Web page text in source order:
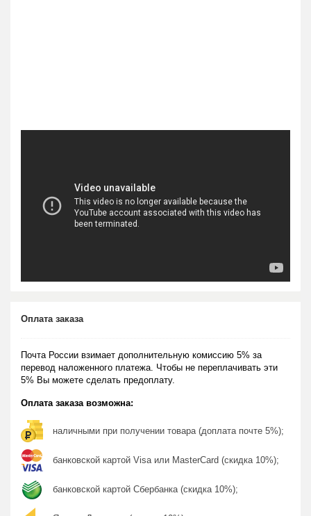
Оплата заказа
Почта России взимает дополнительную комиссию 5% за
перевод наложенного платежа. Чтобы не переплачивать эти
5% Вы можете сделать предоплату.
Оплата заказа возможна:
наличными при получении товара (доплата почте 5%);
банковской картой Visa или MasterCard (скидка 10%);
банковской картой Сбербанка (скидка 10%);